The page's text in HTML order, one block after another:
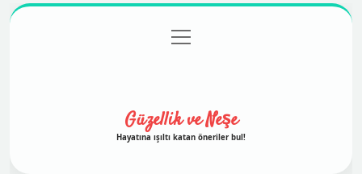
Gizlilik Politikası
menüyü
aç
Güzellik ve Neşe
Hayatına ışıltı katan öneriler bul!